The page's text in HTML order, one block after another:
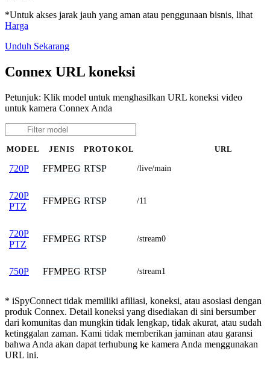
*Untuk akses jarak jauh yang aman atau penggunaan bisnis, lihat
Harga
Unduh Sekarang
Connex URL koneksi
Petunjuk: Klik model untuk menghasilkan URL koneksi video
untuk kamera Connex Anda
MODEL JENIS PROTOKOL URL
720P FFMPEG RTSP /live/main
720P
PTZ
FFMPEG RTSP /11
720P
PTZ
FFMPEG RTSP /stream0
750P FFMPEG RTSP /stream1
* iSpyConnect tidak memiliki afiliasi, koneksi, atau asosiasi dengan
produk Connex. Detail koneksi yang disediakan di sini bersumber
dari komunitas dan mungkin tidak lengkap, tidak akurat, atau sudah
ketinggalan zaman. Kami tidak memberikan jaminan atau garansi
bahwa Anda akan dapat terhubung ke kamera Anda menggunakan
URL ini.